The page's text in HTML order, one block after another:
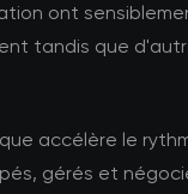
ont
tandis que
accélère le
gérés et